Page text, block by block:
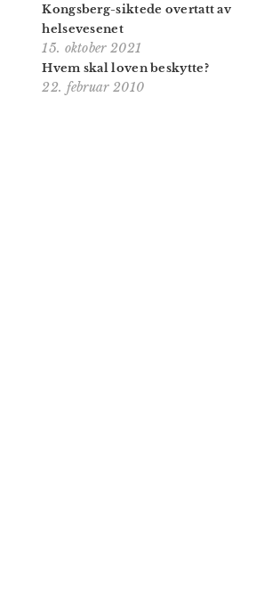
Kongsberg-siktede overtatt av
helsevesenet
15. oktober 2021
Hvem skal loven beskytte?
22. februar 2010